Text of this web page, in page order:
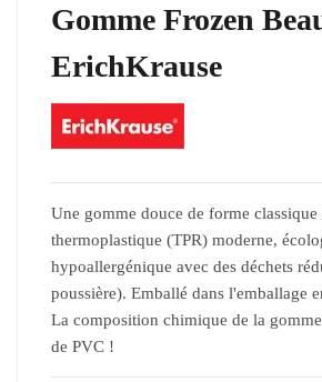
Gomme Frozen
ErichKrause
Une gomme douce de forme classique
thermoplastique (TPR) moderne,
hypoallergénique avec des déchets
poussière). Emballé dans l'emballage
La composition chimique de la
de PVC !